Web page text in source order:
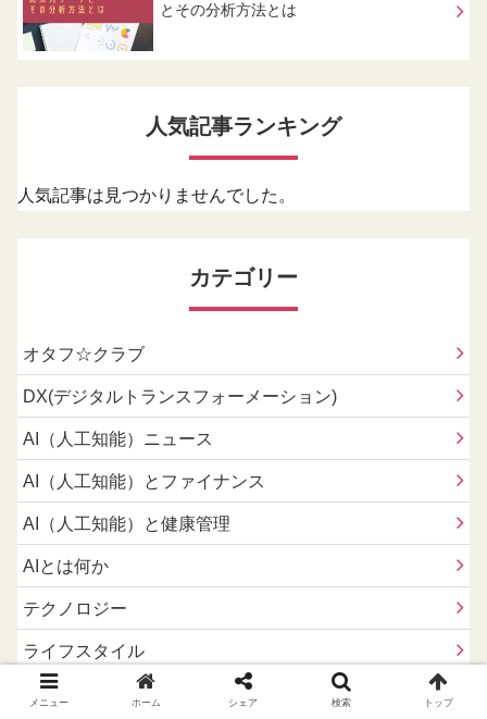
とその分析方法とは
人気記事ランキング
人気記事は見つかりませんでした。
カテゴリー
オタフ☆クラブ
DX(デジタルトランスフォーメーション)
AI（人工知能）ニュース
AI（人工知能）とファイナンス
AI（人工知能）と健康管理
AIとは何か
テクノロジー
ライフスタイル
教育
メニュー ホーム シェア 検索 トップ